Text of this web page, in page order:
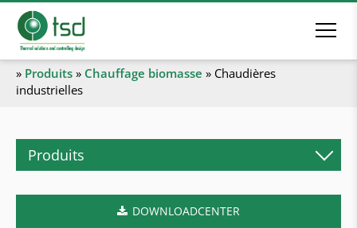
» Produits » Chauffage biomasse » Chaudières
industrielles
Produits
DOWNLOADCENTER